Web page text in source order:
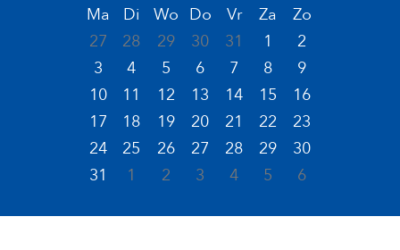
Ma
Di Wo Do Vr Za
Zo
27
28 29 30 31 1
2
3
4 5 6 7 8
9
10
11 12 13 14 15
16
17
18 19 20 21 22
23
24
25 26 27 28 29
30
31
1 2 3 4 5 6